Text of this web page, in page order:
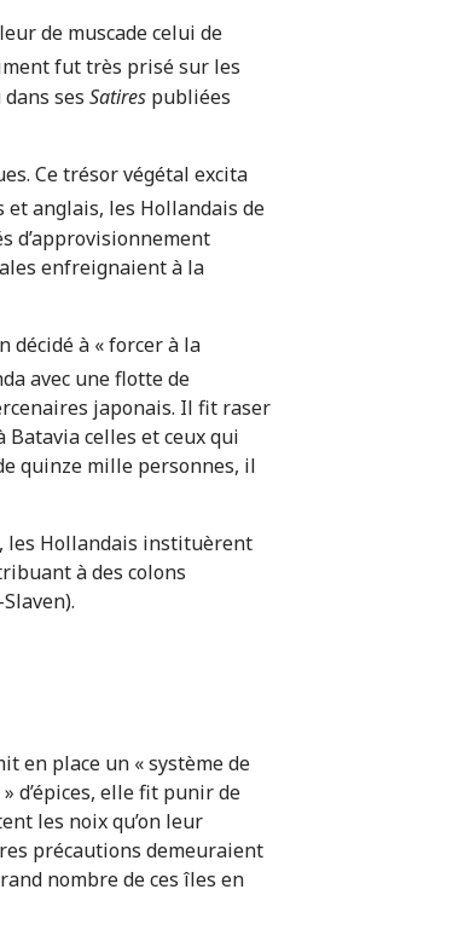
de muscade celui de
fut très prisé sur les
ses Satirespubliées
Ce trésor végétal excita
et anglais, les Hollandais de
d’approvisionnement
enfreignaient à la
décidé à « forcer à la
avec une flotte de
japonais. Il fit raser
Batavia celles et ceux qui
quinze mille personnes, il
les Hollandais ins­tituèrent
à des colons
en place un « système de
d’épices, elle fit punir de
les noix qu’on leur
précautions demeuraient
nombre de ces îles en